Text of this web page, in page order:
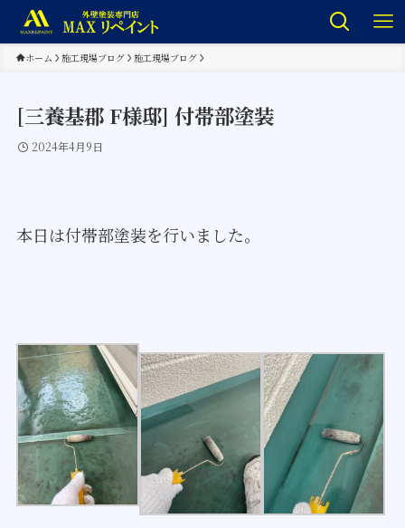
ホーム 施工現場ブログ 施工現場ブログ
[三養基郡 F様邸] 付帯部塗装
2024年4月9日
本日は付帯部塗装を行いました。